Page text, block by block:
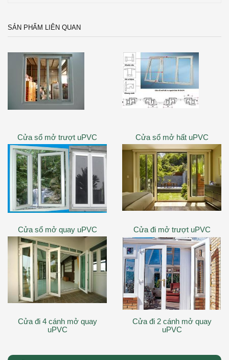
SẢN PHẨM LIÊN QUAN
Cửa sổ mở trượt uPVC Cửa sổ mở hất uPVC
Cửa sổ mở quay uPVC Cửa đi mở trượt uPVC
Cửa đi 4 cánh mở quay
uPVC
Cửa đi 2 cánh mở quay
uPVC